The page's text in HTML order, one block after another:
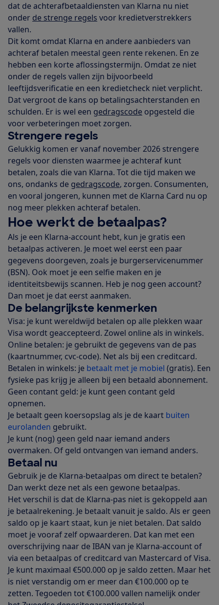
dat de achterafbetaaldiensten van Klarna nu niet
onder de strenge regels voor kredietverstrekkers
vallen.
Dit komt omdat Klarna en andere aanbieders van
achteraf betalen meestal geen rente rekenen. En ze
hebben een korte aflossingstermijn. Omdat ze niet
onder de regels vallen zijn bijvoorbeeld
leeftijdsverificatie en een kredietcheck niet verplicht.
Dat vergroot de kans op betalingsachterstanden en
schulden. Er is wel een gedragscode opgesteld die
voor verbeteringen moet zorgen.
Strengere regels
Gelukkig komen er vanaf november 2026 strengere
regels voor diensten waarmee je achteraf kunt
betalen, zoals die van Klarna. Tot die tijd maken we
ons, ondanks de gedragscode, zorgen. Consumenten,
en vooral jongeren, kunnen met de Klarna Card nu op
nog meer plekken achteraf betalen.
Hoe werkt de betaalpas?
Als je een Klarna-account hebt, kun je gratis een
betaalpas activeren. Je moet wel eerst een paar
gegevens doorgeven, zoals je burgerservicenummer
(BSN). Ook moet je een selfie maken en je
identiteitsbewijs scannen. Heb je nog geen account?
Dan moet je dat eerst aanmaken.
De belangrijkste kenmerken
Visa: je kunt wereldwijd betalen op alle plekken waar
Visa wordt geaccepteerd. Zowel online als in winkels.
Online betalen: je gebruikt de gegevens van de pas
(kaartnummer, cvc-code). Net als bij een creditcard.
Betalen in winkels: je betaalt met je mobiel (gratis). Een
fysieke pas krijg je alleen bij een betaald abonnement.
Geen contant geld: je kunt geen contant geld
opnemen.
Je betaalt geen koersopslag als je de kaart buiten
eurolanden gebruikt.
Je kunt (nog) geen geld naar iemand anders
overmaken. Of geld ontvangen van iemand anders.
Betaal nu
Gebruik je de Klarna-betaalpas om direct te betalen?
Dan werkt deze net als een gewone betaalpas.
Het verschil is dat de Klarna-pas niet is gekoppeld aan
je betaalrekening. Je betaalt vanuit je saldo. Als er geen
saldo op je kaart staat, kun je niet betalen. Dat saldo
moet je vooraf zelf opwaarderen. Dat kan met een
overschrijving naar de IBAN van je Klarna-account of
via een betaalpas of creditcard van Mastercard of Visa.
Je kunt maximaal €500.000 op je saldo zetten. Maar het
is niet verstandig om er meer dan €100.000 op te
zetten. Tegoeden tot €100.000 vallen namelijk onder